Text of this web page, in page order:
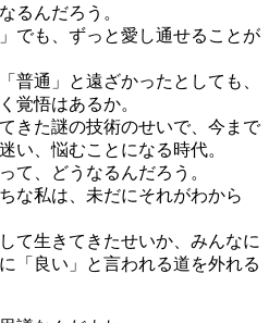
るんだろう。
も、ずっと愛し通せることが
通」と遠ざかったとしても、
覚悟はあるか。
きた謎の技術のせいで、今まで
い、悩むことになる時代。
、どうなるんだろう。
な私は、未だにそれがわから
て生きてきたせいか、みんなに
「良い」と言われる道を外れる